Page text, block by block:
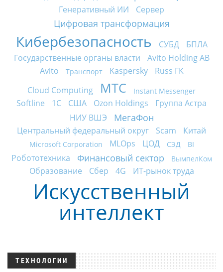
Генеративный ИИ Сервер
Цифровая трансформация
Кибербезопасность СУБД
БПЛА
Государственные органы власти
Avito Holding AB
Avito
Транспорт Kaspersky
Russ ГК
Cloud Computing
МТС Instant Messenger
Softline 1С США Ozon Holdings
Группа Астра
НИУ ВШЭ
МегаФон
Центральный федеральный округ Scam Китай
Microsoft Corporation MLOps ЦОД СЭД BI
Робототехника Финансовый сектор ВымпелКом
Образование Сбер 4G ИТ-рынок труда
Искусственный
интеллект
ТЕХНОЛОГИИ